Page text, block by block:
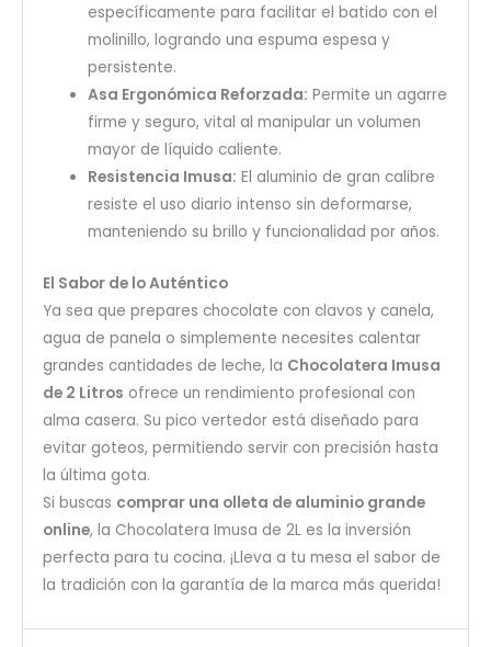
específicamente para facilitar el batido con el
molinillo, logrando una espuma espesa y
persistente.
Asa Ergonómica Reforzada: Permite un agarre
firme y seguro, vital al manipular un volumen
mayor de líquido caliente.
Resistencia Imusa: El aluminio de gran calibre
resiste el uso diario intenso sin deformarse,
manteniendo su brillo y funcionalidad por años.
El Sabor de lo Auténtico
Ya sea que prepares chocolate con clavos y canela,
agua de panela o simplemente necesites calentar
grandes cantidades de leche, la Chocolatera Imusa
de 2 Litros ofrece un rendimiento profesional con
alma casera. Su pico vertedor está diseñado para
evitar goteos, permitiendo servir con precisión hasta
la última gota.
Si buscas comprar una olleta de aluminio grande
online, la Chocolatera Imusa de 2L es la inversión
perfecta para tu cocina. ¡Lleva a tu mesa el sabor de
la tradición con la garantía de la marca más querida!